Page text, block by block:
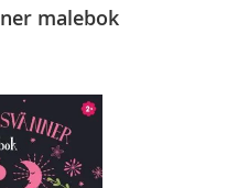
malebok